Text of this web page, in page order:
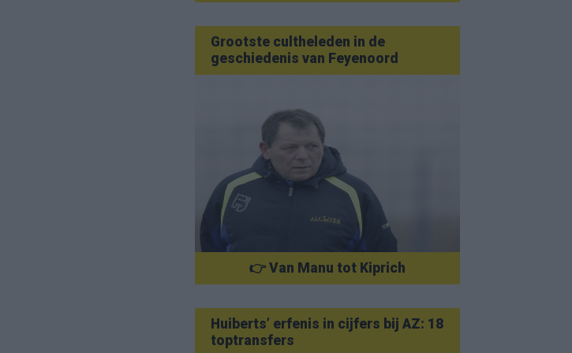
Grootste cultheleden in de
geschiedenis van Feyenoord
👉 Van Manu tot Kiprich
Huiberts’ erfenis in cijfers bij AZ: 18
toptransfers